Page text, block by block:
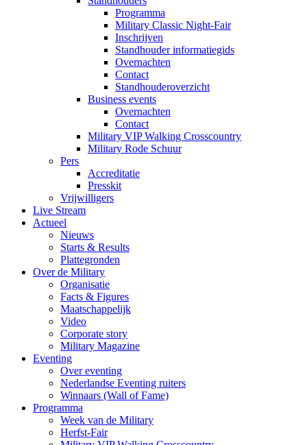
Programma
Military Classic Night-Fair
Inschrijven
Standhouder informatiegids
Overnachten
Contact
Standhouderoverzicht
Business events
Overnachten
Contact
Military VIP Walking Crosscountry
Military Rode Schuur
Pers
Accreditatie
Presskit
Vrijwilligers
Live Stream
Actueel
Nieuws
Starts & Results
Plattegronden
Over de Military
Organisatie
Facts & Figures
Maatschappelijk
Video
Corporate story
Military Magazine
Eventing
Over eventing
Nederlandse Eventing ruiters
Winnaars (Wall of Fame)
Programma
Week van de Military
Herfst-Fair